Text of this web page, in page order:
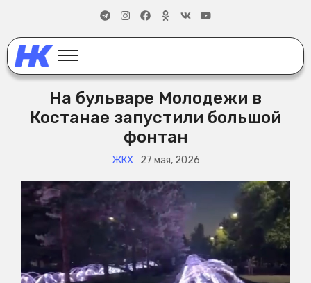
На бульваре Молодежи в
Костанае запустили большой
фонтан
ЖКХ 27 мая, 2026